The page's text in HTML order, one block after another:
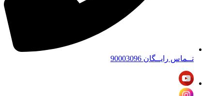
تــماس رایــگان 90003096